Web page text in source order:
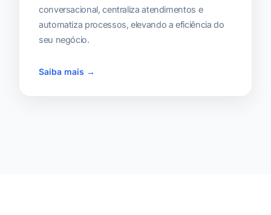
conversacional, centraliza atendimentos e
automatiza processos, elevando a eficiência do
seu negócio.
Saiba mais →